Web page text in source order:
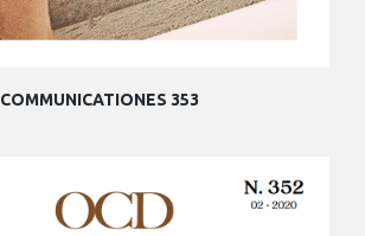
COMMUNICATIONES 353